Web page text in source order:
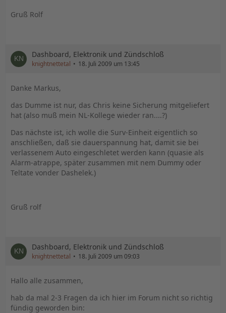
Gruß Rolf
Dashboard, Elektronik und Zündschloß
knightnettetal 18. Juli 2009 um 13:45
Danke Markus,
das Dumme ist nur, das Chris keine Sicherung mitgeliefert
hat (also muß mein NL-Kollege wieder ran....?)
Das nächste ist, ich wolle die Surv-Einheit eigentlich so
anschließen, daß sie dauerspannung hat, damit sie bei
verlassenem Auto eingeschletet werden kann (quasie als
Alarm-atrappe, später zusammen mit nem Dummy oder
Teltate vonder Dashelek.)
Gruß rolf
Dashboard, Elektronik und Zündschloß
knightnettetal 18. Juli 2009 um 09:03
Hallo alle zusammen,
hab da mal 2-3 Fragen da ich hier im Forum nicht so richtig
fündig geworden bin: